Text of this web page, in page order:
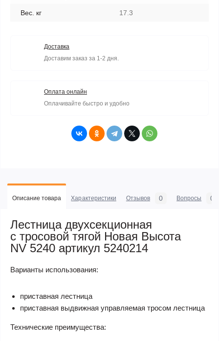
Вес. кг 17.3
Доставка
Доставим заказ за 1-2 дня.
Оплата онлайн
Оплачивайте быстро и удобно
Описание товара Характеристики Отзывов 0 Вопросы 0
Лестница двухсекционная
с тросовой тягой Новая Высота
NV 5240 артикул 5240214
Варианты использования:
приставная лестница
приставная выдвижная управляемая тросом лестница
Технические преимущества: